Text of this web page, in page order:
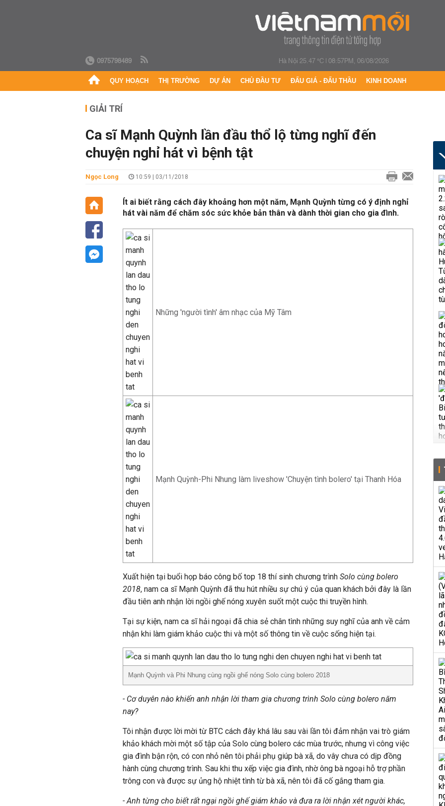
0975798489 Hà Nội 25.47 °C|08:57PM, 06/08/2026
QUY HOẠCH THỊ TRƯỜNG DỰ ÁN CHỦ ĐẦU TƯ ĐẤU GIÁ - ĐẤU THẦU KINH DOANH
GIẢI TRÍ
Ca sĩ Mạnh Quỳnh lần đầu thổ lộ từng nghĩ đến
chuyện nghỉ hát vì bệnh tật
Ngọc Long 10:59 | 03/11/2018
Ít ai biết rằng cách đây khoảng hơn một năm, Mạnh Quỳnh từng có ý định nghỉ
hát vài năm để chăm sóc sức khỏe bản thân và dành thời gian cho gia đình.
Những 'người tình' âm nhạc của Mỹ Tâm
Mạnh Quỳnh-Phi Nhung làm liveshow 'Chuyện tình bolero' tại Thanh Hóa
Xuất hiện tại buổi họp báo công bố top 18 thí sinh chương trình Solo cùng bolero
2018, nam ca sĩ Mạnh Quỳnh đã thu hút nhiều sự chú ý của quan khách bởi đây là lần
đầu tiên anh nhận lời ngồi ghế nóng xuyên suốt một cuộc thi truyền hình.
Tại sự kiện, nam ca sĩ hải ngoại đã chia sẻ chân tình những suy nghĩ của anh về cảm
nhận khi làm giám khảo cuộc thi và một số thông tin về cuộc sống hiện tại.
Mạnh Quỳnh và Phi Nhung cùng ngồi ghế nóng Solo cùng bolero 2018
- Cơ duyên nào khiến anh nhận lời tham gia chương trình Solo cùng bolero năm
nay?
Tôi nhận được lời mời từ BTC cách đây khá lâu sau vài lần tôi đảm nhận vai trò giám
khảo khách mời một số tập của Solo cùng bolero các mùa trước, nhưng vì công việc
gia đình bận rộn, có con nhỏ nên tôi phải phụ giúp bà xã, do vây chưa có dịp đồng
hành cùng chương trình. Sau khi thu xếp việc gia đình, nhờ ông bà ngoại hỗ trợ phần
trông con và được sự ủng hộ nhiệt tình từ bà xã, nên tôi đã cố gắng tham gia.
- Anh từng cho biết rất ngại ngồi ghế giám khảo và đưa ra lời nhận xét người khác,